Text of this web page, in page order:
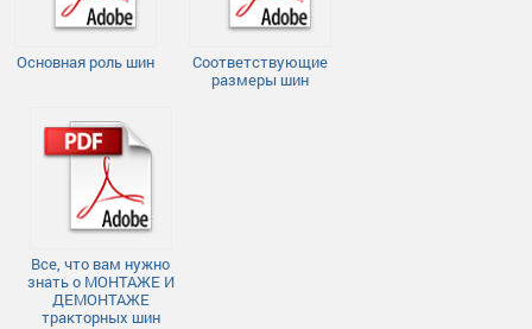
Основная роль шин
Соответствующие
размеры шин
Все, что вам нужно
знать о МОНТАЖЕ И
ДЕМОНТАЖЕ
тракторных шин